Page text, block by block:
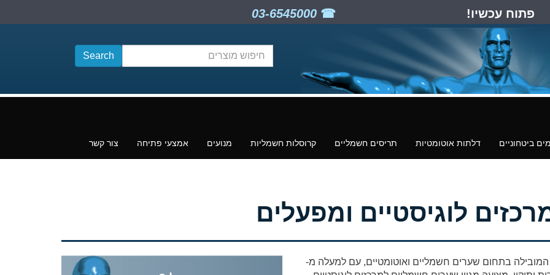
פתוח עכשיו!
חיפוש
תוכן
ביטחוניים דלתות אוטומטיות תריסים חשמליים קרוסלות חשמליות מנועים אמצעי פתיחה צור קשר
לוגיסטיים ומפעלים
בתחום שערים חשמליים ואוטומטיים, עם למעלה מ-